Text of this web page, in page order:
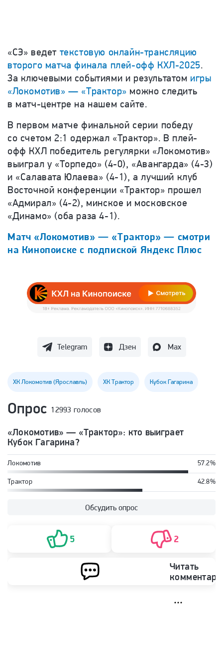
«СЭ» ведет текстовую онлайн-трансляцию
второго матча финала плей-офф КХЛ-2025.
За ключевыми событиями и результатом игры
«Локомотив» — «Трактор» можно следить
в матч-центре на нашем сайте.
В первом матче финальной серии победу
со счетом 2:1 одержал «Трактор». В плей-
офф КХЛ победитель регулярки «Локомотив»
выиграл у «Торпедо» (4-0), «Авангарда» (4-3)
и «Салавата Юлаева» (4-1), а лучший клуб
Восточной конференции «Трактор» прошел
«Адмирал» (4-2), минское и московское
«Динамо» (оба раза 4-1).
Матч «Локомотив» — «Трактор» — смотри
на Кинопоиске с подпиской Яндекс Плюс
Telegram Дзен Max
ХК Локомотив (Ярославль) ХК Трактор Кубок Гагарина
Опрос 12993 голосов
«Локомотив» — «Трактор»: кто выиграет
Кубок Гагарина?
Локомотив 57.2%
Трактор 42.8%
Обсудить опрос
5 2
Читать